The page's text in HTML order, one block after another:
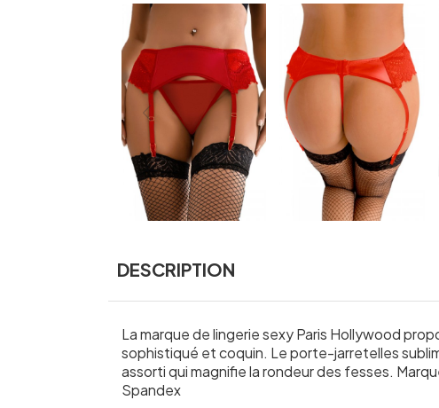
DESCRIPTION
La marque de lingerie sexy Paris Hollywood
sophistiqué et coquin. Le porte-jarretelles
assorti qui magnifie la rondeur des fesses.
Spandex